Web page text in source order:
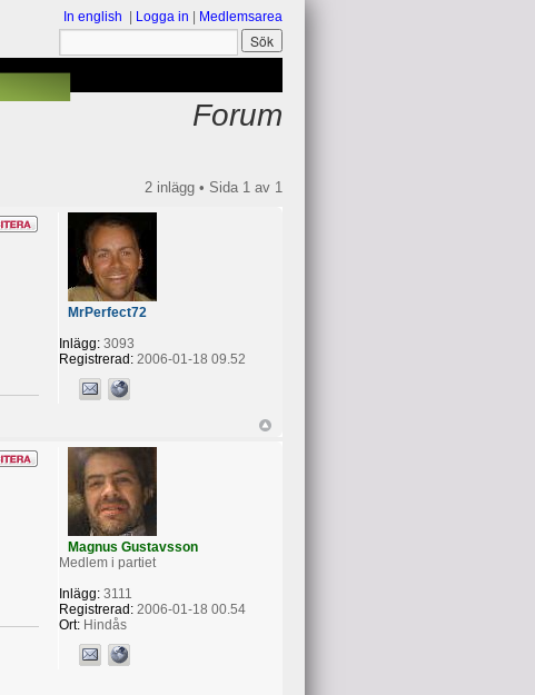
Medlemsarea
Logga in
In english
Forum
2 inlägg • Sida 1 av 1
MrPerfect72
Inlägg:3093
Registrerad:2006-01-18 09.52
Magnus Gustavsson
Medlem i partiet
Inlägg:3111
Registrerad:2006-01-18 00.54
Ort:Hindås